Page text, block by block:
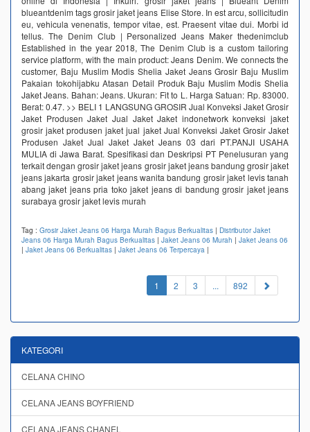
blueantdenim tags grosir jaket jeans Elise Store. In est arcu, sollicitudin
eu, vehicula venenatis, tempor vitae, est. Praesent vitae dui. Morbi id
tellus. The Denim Club | Personalized Jeans Maker thedenimclub
Established in the year 2018, The Denim Club is a custom tailoring
service platform, with the main product: Jeans Denim. We connects the
customer, Baju Muslim Modis Shelia Jaket Jeans Grosir Baju Muslim
Pakaian tokohijabku Atasan Detail Produk Baju Muslim Modis Shelia
Jaket Jeans. Bahan: Jeans. Ukuran: Fit to L. Harga Satuan: Rp. 83000.
Berat: 0.47. >> BELI 1 LANGSUNG GROSIR Jual Konveksi Jaket Grosir
Jaket Produsen Jaket Jual Jaket Jaket indonetwork konveksi jaket
grosir jaket produsen jaket jual jaket Jual Konveksi Jaket Grosir Jaket
Produsen Jaket Jual Jaket Jaket Jeans 03 dari PT.PANJI USAHA
MULIA di Jawa Barat. Spesifikasi dan Deskripsi PT Penelusuran yang
terkait dengan grosir jaket jeans grosir jaket jeans bandung grosir jaket
jeans jakarta grosir jaket jeans wanita bandung grosir jaket levis tanah
abang jaket jeans pria toko jaket jeans di bandung grosir jaket jeans
surabaya grosir jaket levis murah
Tag : Grosir Jaket Jeans 06 Harga Murah Bagus Berkualitas | Distributor Jaket
Jeans 06 Harga Murah Bagus Berkualitas | Jaket Jeans 06 Murah | Jaket Jeans 06
| Jaket Jeans 06 Berkualitas | Jaket Jeans 06 Terpercaya |
1 (current)
2 3 ... 892
KATEGORI
CELANA CHINO
CELANA JEANS BOYFRIEND
CELANA JEANS CHANEL